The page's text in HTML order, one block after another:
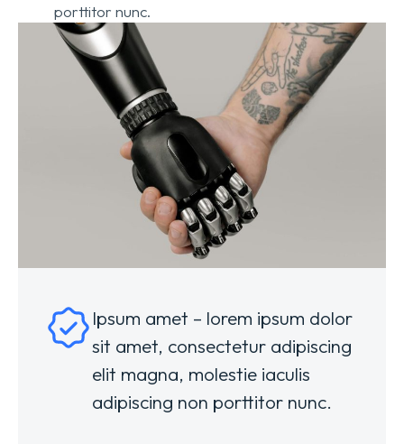
porttitor nunc.
Ipsum amet – lorem ipsum dolor
sit amet, consectetur adipiscing
elit magna, molestie iaculis
adipiscing non porttitor nunc.